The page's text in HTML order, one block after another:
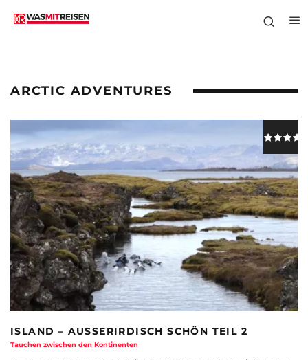
ARCTIC ADVENTURES
ISLAND – AUSSERIRDISCH SCHÖN TEIL 2
Tauchen zwischen den Kontinenten